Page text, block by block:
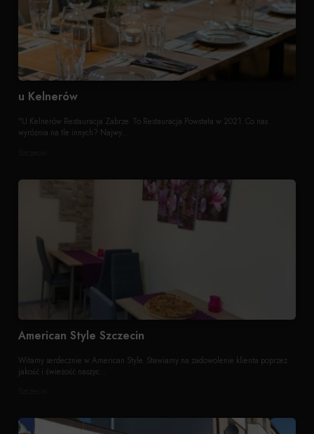
u Kelnerów
"U Kelnerów Restauracja Zabrze. To Restauracja Powstała w 2021. Co nas
wyróżnia na tle innych? Najwy...
American Style Szczecin
Witamy serdecznie w American Style. Stawiamy na zadowolenie klienta poprzez
jakość i świeżość naszyc...